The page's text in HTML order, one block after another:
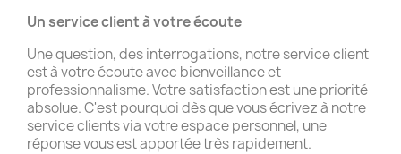
Un service client à votre écoute
Une question, des interrogations, notre service client
est à votre écoute avec bienveillance et
professionnalisme. Votre satisfaction est une priorité
absolue. C'est pourquoi dès que vous écrivez à notre
service clients via votre espace personnel, une
réponse vous est apportée très rapidement.